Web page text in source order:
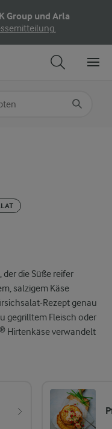
Group und Arla
die Süße reifer
salzigem Käse
Rezept genau
gegrilltem Fleisch oder
Hirtenkäse verwandelt